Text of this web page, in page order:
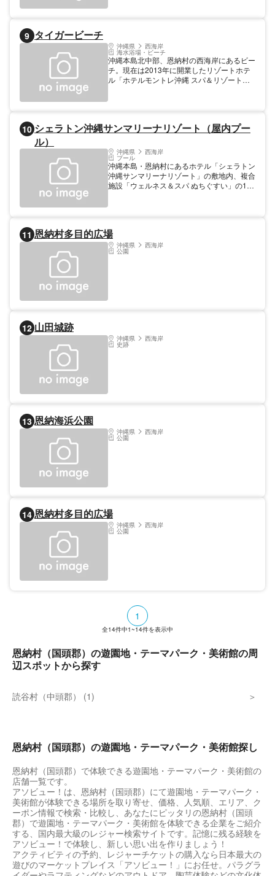
9 タイガービーチ
沖縄県 西海岸
海水浴場・ビーチ
沖縄本島北中部、恩納村の西海岸にあるビー
チ。現在は2013年に開業したリゾートホテ
ル「ホテルモントレ沖縄 スパ＆リゾート」
モントレ沖縄の宿泊客以外でも利用可能。一
が多く立ち並ぶ。
10 シェラトン沖縄サンマリーナリゾート（屋内プー
ル）
沖縄県 西海岸
プール
沖縄本島・恩納村にあるホテル「シェラトン
沖縄サンマリーナリゾート」の敷地内、複合
施設「ウェルネス＆スパ ぬちぐすい」の1階
屋内プールのほか大浴場やカヤック・ペダル
ボートなどホテルの備えるアクティビティが
丸ごとセットになった「リゾートパス」を呈
11 恩納村多目的広場
沖縄県 西海岸
公園
12 山田城跡
沖縄県 西海岸
史跡
13 恩納海浜公園
沖縄県 西海岸
公園
14 恩納村多目的広場
沖縄県 西海岸
公園
1
全14件中1~14件を表示中
恩納村（国頭郡）の遊園地・テーマパーク・美術館の周
辺スポットから探す
読谷村（中頭郡） (1)
恩納村（国頭郡）の遊園地・テーマパーク・美術館探し
恩納村（国頭郡）で体験できる遊園地・テーマパーク・美術館の
店舗一覧です。
アソビュー！は、恩納村（国頭郡）にて遊園地・テーマパーク・
美術館が体験できる場所を取り寄せ、価格、人気順、エリア、ク
ーポン情報で検索・比較し、あなたにピッタリの恩納村（国頭
郡）で遊園地・テーマパーク・美術館を体験できる企業をご紹介
する、国内最大級のレジャー検索サイトです。記憶に残る経験を
アソビュー！で体験し、新しい思い出を作りましょう！
アクティビティの予約、レジャーチケットの購入なら日本最大の
遊びのマーケットプレイス「アソビュー！」にお任せ。パラグラ